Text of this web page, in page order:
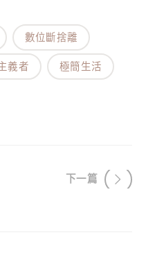
實踐數位斷捨離的心
平時不同的生活日
位⋯
數位斷捨離
義者 極簡生活
下一篇